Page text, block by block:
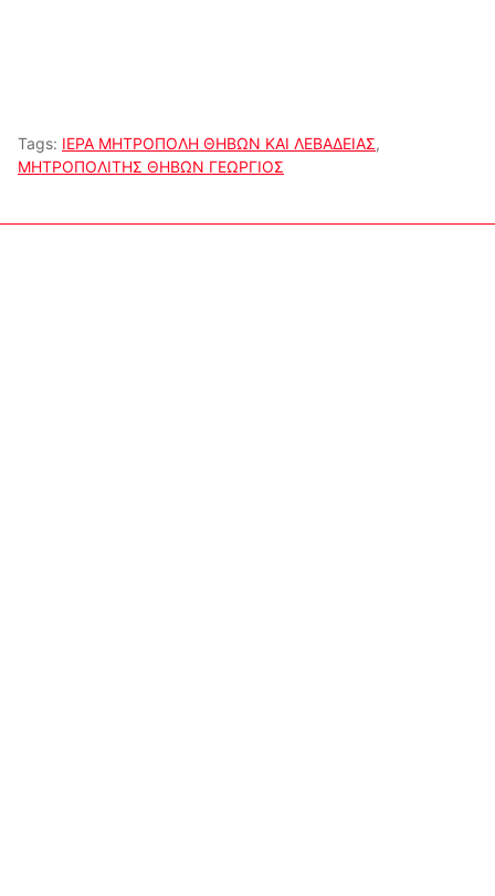
Tags: ΙΕΡΑ ΜΗΤΡΟΠΟΛΗ ΘΗΒΩΝ ΚΑΙ ΛΕΒΑΔΕΙΑΣ,
ΜΗΤΡΟΠΟΛΙΤΗΣ ΘΗΒΩΝ ΓΕΩΡΓΙΟΣ